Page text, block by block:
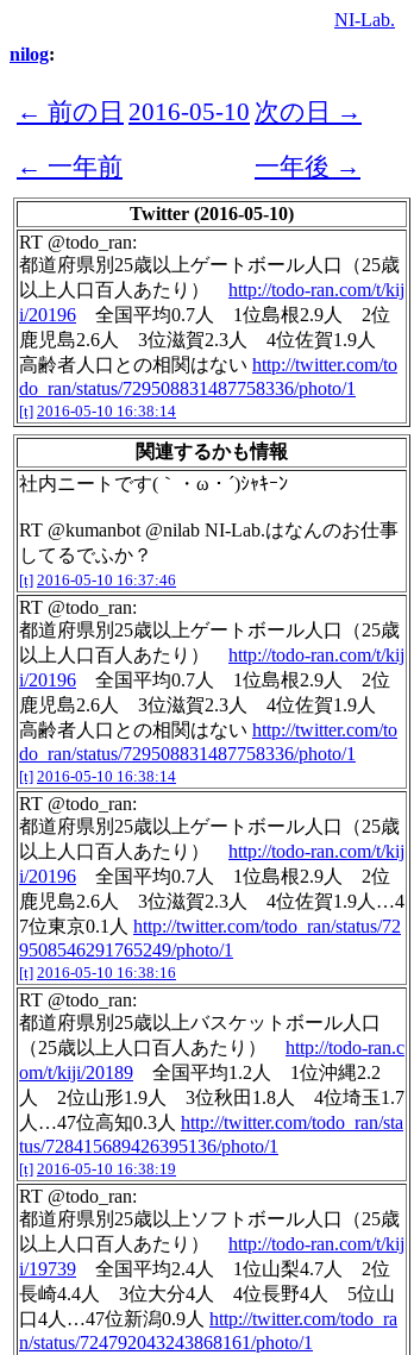
NI-Lab.
nilog:
← 前の日 2016-05-10 次の日 →
← 一年前
一年後 →
Twitter (2016-05-10)
RT @todo_ran:
都道府県別25歳以上ゲートボール人口（25歳
以上人口百人あたり） http://todo-ran.com/t/kij
i/20196 全国平均0.7人 1位島根2.9人 2位
鹿児島2.6人 3位滋賀2.3人 4位佐賀1.9人
高齢者人口との相関はない http://twitter.com/to
do_ran/status/729508831487758336/photo/1
[t] 2016-05-10 16:38:14
関連するかも情報
社内ニートです(｀・ω・´)ｼｬｷｰﾝ
RT @kumanbot @nilab NI-Lab.はなんのお仕事
してるでふか？
[t] 2016-05-10 16:37:46
RT @todo_ran:
都道府県別25歳以上ゲートボール人口（25歳
以上人口百人あたり） http://todo-ran.com/t/kij
i/20196 全国平均0.7人 1位島根2.9人 2位
鹿児島2.6人 3位滋賀2.3人 4位佐賀1.9人
高齢者人口との相関はない http://twitter.com/to
do_ran/status/729508831487758336/photo/1
[t] 2016-05-10 16:38:14
RT @todo_ran:
都道府県別25歳以上ゲートボール人口（25歳
以上人口百人あたり） http://todo-ran.com/t/kij
i/20196 全国平均0.7人 1位島根2.9人 2位
鹿児島2.6人 3位滋賀2.3人 4位佐賀1.9人…4
7位東京0.1人 http://twitter.com/todo_ran/status/72
9508546291765249/photo/1
[t] 2016-05-10 16:38:16
RT @todo_ran:
都道府県別25歳以上バスケットボール人口
（25歳以上人口百人あたり） http://todo-ran.c
om/t/kiji/20189 全国平均1.2人 1位沖縄2.2
人 2位山形1.9人 3位秋田1.8人 4位埼玉1.7
人…47位高知0.3人 http://twitter.com/todo_ran/sta
tus/728415689426395136/photo/1
[t] 2016-05-10 16:38:19
RT @todo_ran:
都道府県別25歳以上ソフトボール人口（25歳
以上人口百人あたり） http://todo-ran.com/t/kij
i/19739 全国平均2.4人 1位山梨4.7人 2位
長崎4.4人 3位大分4人 4位長野4人 5位山
口4人…47位新潟0.9人 http://twitter.com/todo_ra
n/status/724792043243868161/photo/1